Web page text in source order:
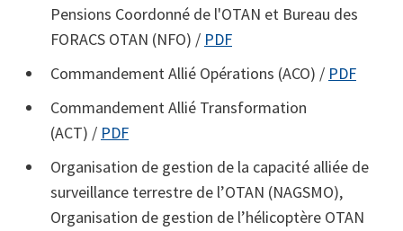
Pensions Coordonné de l'OTAN et Bureau des
FORACS OTAN (NFO) / PDF
Commandement Allié Opérations (ACO) / PDF
Commandement Allié Transformation
(ACT) / PDF
Organisation de gestion de la capacité alliée de
surveillance terrestre de l’OTAN (NAGSMO),
Organisation de gestion de l’hélicoptère OTAN